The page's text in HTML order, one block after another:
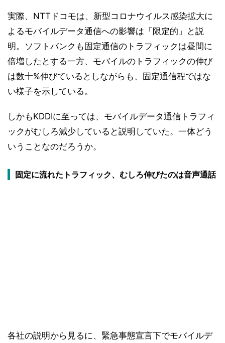
実際、NTTドコモは、新型コロナウイルス感染拡大に
よるモバイルデータ通信への影響は「限定的」と説
明。ソフトバンクも固定通信のトラフィックは昼間に
倍増したとする一方、モバイルのトラフィックの伸び
は数十%伸びているとしながらも、固定通信程ではな
い様子を示している。
しかもKDDIに至っては、モバイルデータ通信トラフィ
ックがむしろ減少していると説明していた。一体どう
いうことなのだろうか。
固定に流れたトラフィック、むしろ伸びたのは音声通話
各社の説明から見るに、緊急事態宣言下でモバイルデ